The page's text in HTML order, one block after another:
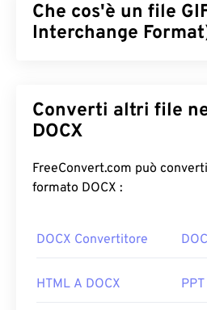
Che cos'è un file
Interchange
creare immagini semplici
colore RGB
senza perdita di datie
audio. L'uso più comune del
su Internet.
Come aprire un file
Converti altri file
DOCX
FreeConvert.com può
formato DOCX :
DOCX Convertitore
HTML A DOCX